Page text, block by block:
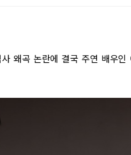
왜곡 논란에 결국 주연 배우인